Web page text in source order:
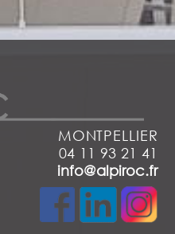
MONTPELLIER
04 11 93 21 41
info@alpiroc.fr